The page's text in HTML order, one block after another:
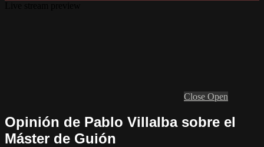
Close Open
Opinión de Pablo Villalba sobre el
Máster de Guión